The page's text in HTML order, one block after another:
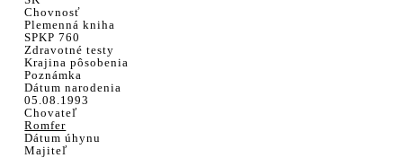
Chovnosť
Plemenná kniha
SPKP 760
Zdravotné testy
Krajina pôsobenia
Poznámka
Dátum narodenia
05.08.1993
Chovateľ
Romfer
Dátum úhynu
Majiteľ